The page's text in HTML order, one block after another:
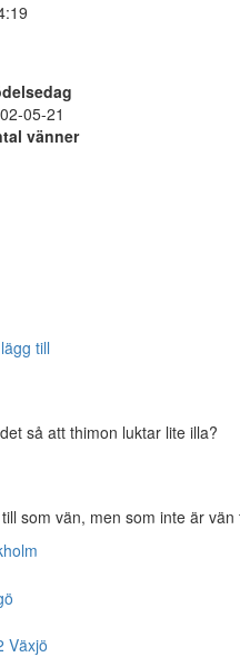
05-21
vänner
lägg till
så att thimon luktar lite illa?
som vän, men som inte är vän
Växjö